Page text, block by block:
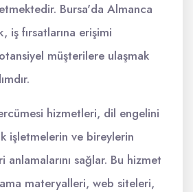
Bursa'da Almanca
iş fırsatlarına erişimi
müşterilere ulaşmak
hizmetleri, dil engelini
işletmelerin ve bireylerin
sağlar. Bu hizmet
materyalleri, web siteleri,